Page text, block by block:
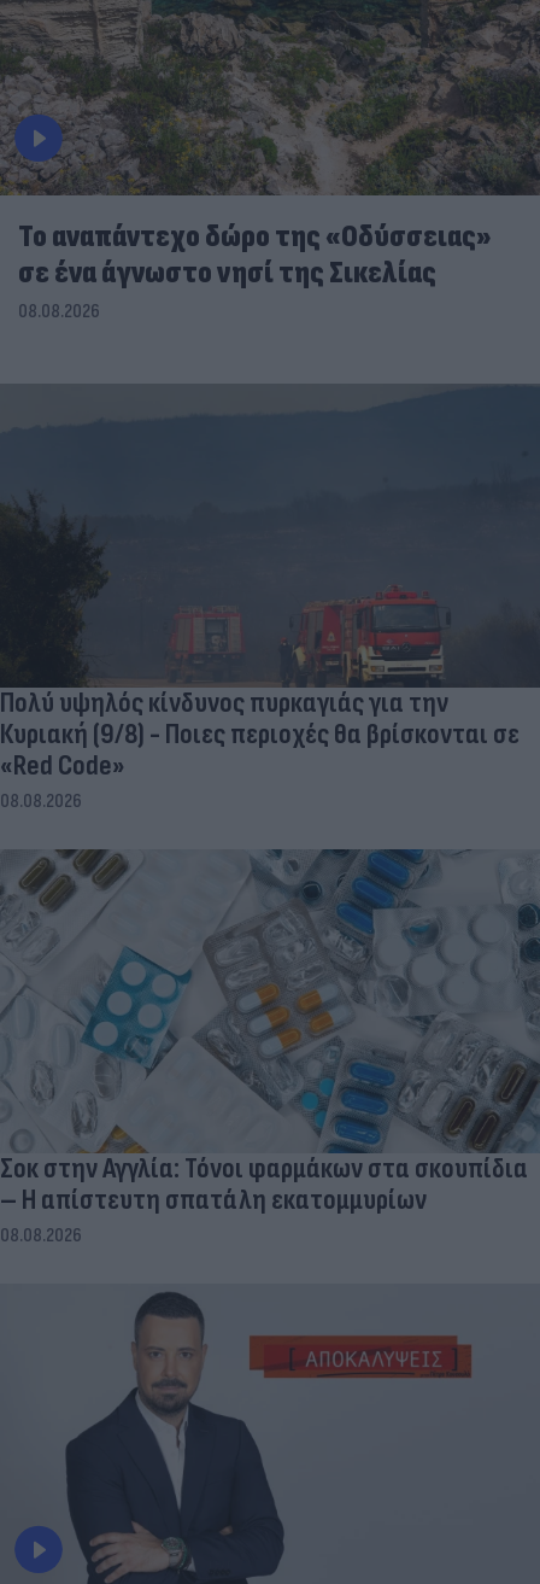
To αναπάντεχο δώρο της «Οδύσσειας»
σε ένα άγνωστο νησί της Σικελίας
08.08.2026
Πολύ υψηλός κίνδυνος πυρκαγιάς για την
Κυριακή (9/8) - Ποιες περιοχές θα βρίσκονται σε
«Red Code»
08.08.2026
Σοκ στην Αγγλία: Τόνοι φαρμάκων στα σκουπίδια
– Η απίστευτη σπατάλη εκατομμυρίων
08.08.2026